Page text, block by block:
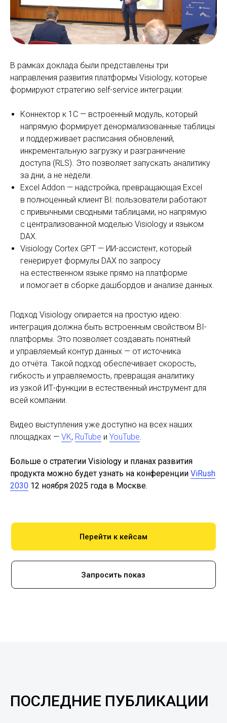
В рамках доклада были представлены три
направления развития платформы Visiology, которые
формируют стратегию self-service интеграции:
Коннектор к 1С — встроенный модуль, который
напрямую формирует денормализованные таблицы
и поддерживает расписания обновлений,
инкрементальную загрузку и разграничение
доступа (RLS). Это позволяет запускать аналитику
за дни, а не недели.
Excel Addon — надстройка, превращающая Excel
в полноценный клиент BI: пользователи работают
с привычными сводными таблицами, но напрямую
с централизованной моделью Visiology и языком
DAX.
Visiology Cortex GPT — ИИ-ассистент, который
генерирует формулы DAX по запросу
на естественном языке прямо на платформе
и помогает в сборке дашбордов и анализе данных.
Подход Visiology опирается на простую идею:
интеграция должна быть встроенным свойством BI-
платформы. Это позволяет создавать понятный
и управляемый контур данных — от источника
до отчёта. Такой подход обеспечивает скорость,
гибкость и управляемость, превращая аналитику
из узкой ИТ-функции в естественный инструмент для
всей компании.
Видео выступления уже доступно на всех наших
площадках — VK, RuTube и YouTube.
Больше о стратегии Visiology и планах развития
продукта можно будет узнать на конференции ViRush
2030 12 ноября 2025 года в Москве.
Перейти к кейсам
Запросить показ
ПОСЛЕДНИЕ ПУБЛИКАЦИИ